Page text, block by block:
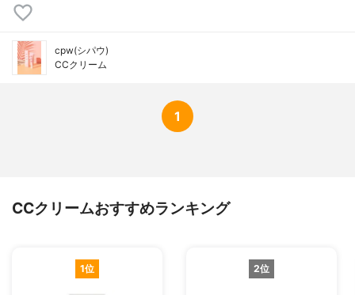
cpw(シパウ)
CCクリーム
1
CCクリームおすすめランキング
1位 2位